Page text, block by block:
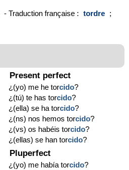
- Traduction française : tordre ;
Present perfect
¿(yo) me he torcido?
¿(tú) te has torcido?
¿(ella) se ha torcido?
¿(ns) nos hemos torcido?
¿(vs) os habéis torcido?
¿(ellas) se han torcido?
Pluperfect
¿(yo) me había torcido?